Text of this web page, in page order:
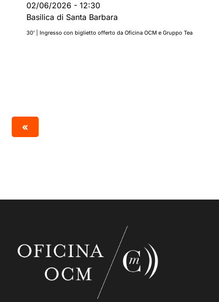
02/06/2026 - 12:30
Basilica di Santa Barbara
30' | Ingresso con biglietto offerto da Oficina OCM e Gruppo Tea
«